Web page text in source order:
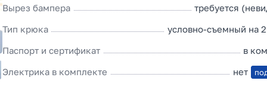
Вырез бампера
требуется
Тип крюка
условно-съемный на
Паспорт и сертификат
в
Электрика в комплекте
нет